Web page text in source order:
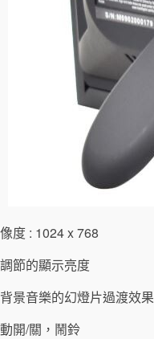
度 : 1024 x 768
節的顯示亮度
景音樂的幻燈片過渡效果
開/關，鬧鈴